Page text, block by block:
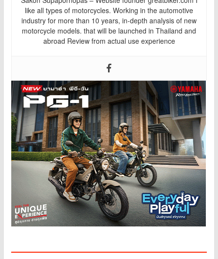
like all types of motorcycles. Working in the automotive
industry for more than 10 years, in-depth analysis of new
motorcycle models. that will be launched in Thailand and
abroad Review from actual use experience